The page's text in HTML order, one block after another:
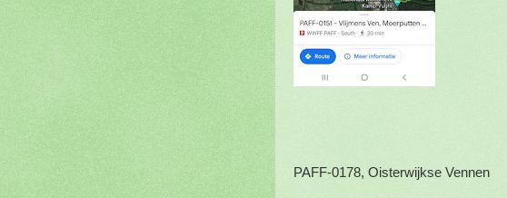
PAFF-0178, Oisterwijkse Vennen